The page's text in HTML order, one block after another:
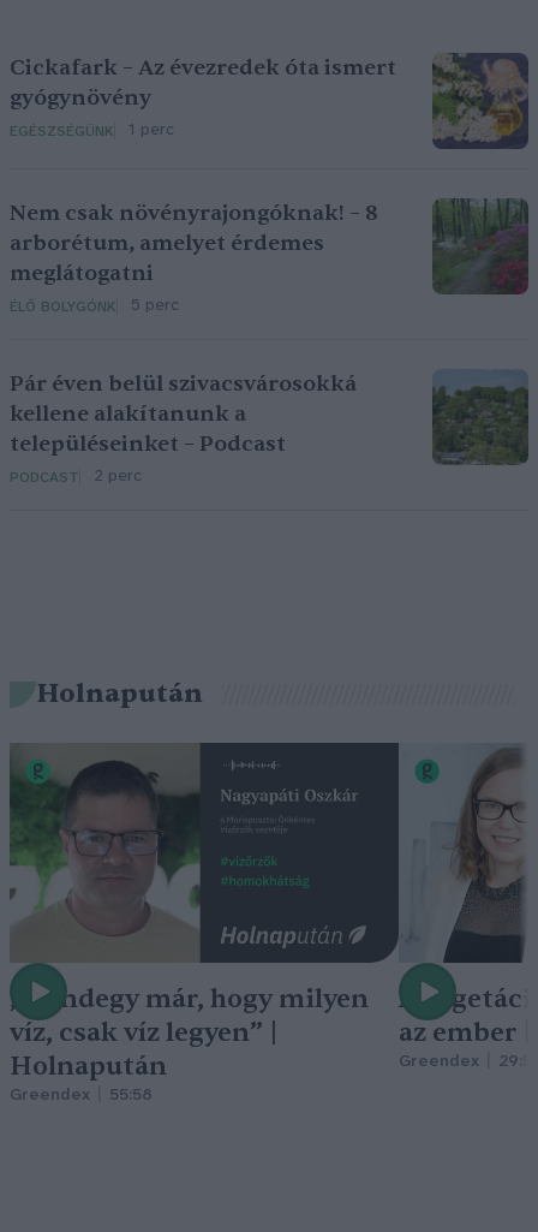
Cickafark – Az évezredek óta ismert
gyógynövény
EGÉSZSÉGÜNK 1 perc
Nem csak növényrajongóknak! – 8
arborétum, amelyet érdemes
meglátogatni
ÉLŐ BOLYGÓNK 5 perc
Pár éven belül szivacsvárosokká
kellene alakítanunk a
településeinket – Podcast
PODCAST 2 perc
Holnapután
„Mindegy már, hogy milyen
víz, csak víz legyen” |
Holnapután
Greendex 55:58
A
az ember
Greendex